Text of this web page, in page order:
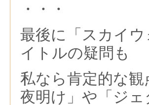
・・・
最後に「スカイ
イトルの疑問も
私なら肯定的な
夜明け」や「ジ